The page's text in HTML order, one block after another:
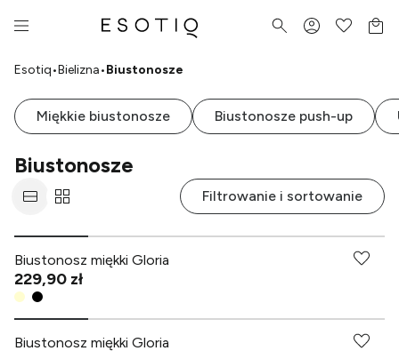
Esotiq•Bielizna•Biustonosze
Miękkie biustonosze Biustonosze push-up
Biustonosze
Filtrowanie i sortowanie
Biustonosz miękki Gloria
229,90 zł
Biustonosz miękki Gloria